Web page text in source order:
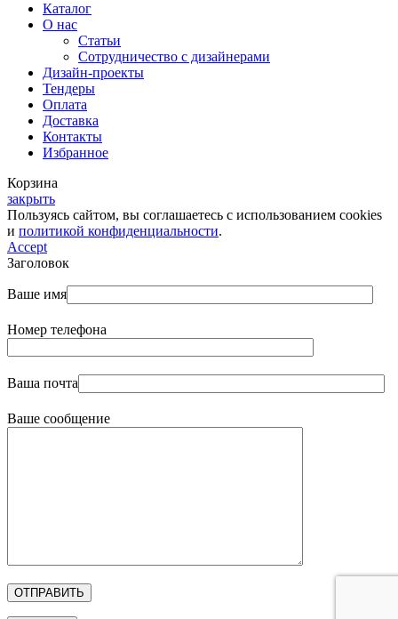
Каталог
О нас
Статьи
Сотрудничество с дизайнерами
Дизайн-проекты
Тендеры
Оплата
Доставка
Контакты
Избранное
Корзина
закрыть
Пользуясь сайтом, вы соглашаетесь с использованием cookies
и политикой конфиденциальности.
Accept
Заголовок
Ваше имя
Номер телефона
Ваша почта
Ваше сообщение